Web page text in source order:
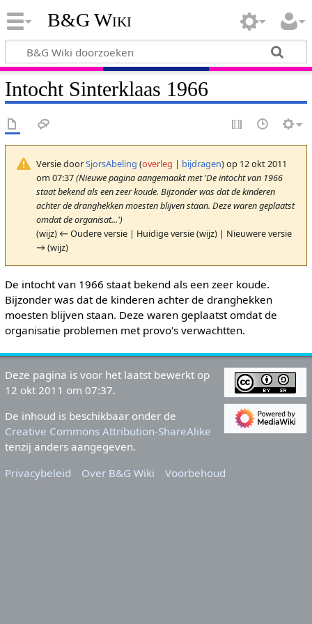
B&G Wiki
Intocht Sinterklaas 1966
Versie doorSjorsAbeling (overleg | bijdragen)op 12 okt 2011
om 07:37(Nieuwe pagina aangemaakt met 'De intocht van 1966
staat bekend als een zeer koude. Bijzonder was dat de kinderen
achter de dranghekken moesten blijven staan. Deze waren geplaatst
omdat de organisat...')
(wijz) ← Oudere versie | Huidige versie (wijz) | Nieuwere versie
→ (wijz)
De intocht van 1966 staat bekend als een zeer koude.
Bijzonder was dat de kinderen achter de dranghekken
moesten blijven staan. Deze waren geplaatst omdat de
organisatie problemen met provo's verwachtten.
Deze pagina is voor het laatst bewerkt op
12 okt 2011 om 07:37.
De inhoud is beschikbaar onder de
Creative Commons Attribution-ShareAlike
tenzij anders aangegeven.
Privacybeleid
Over B&G Wiki Voorbehoud